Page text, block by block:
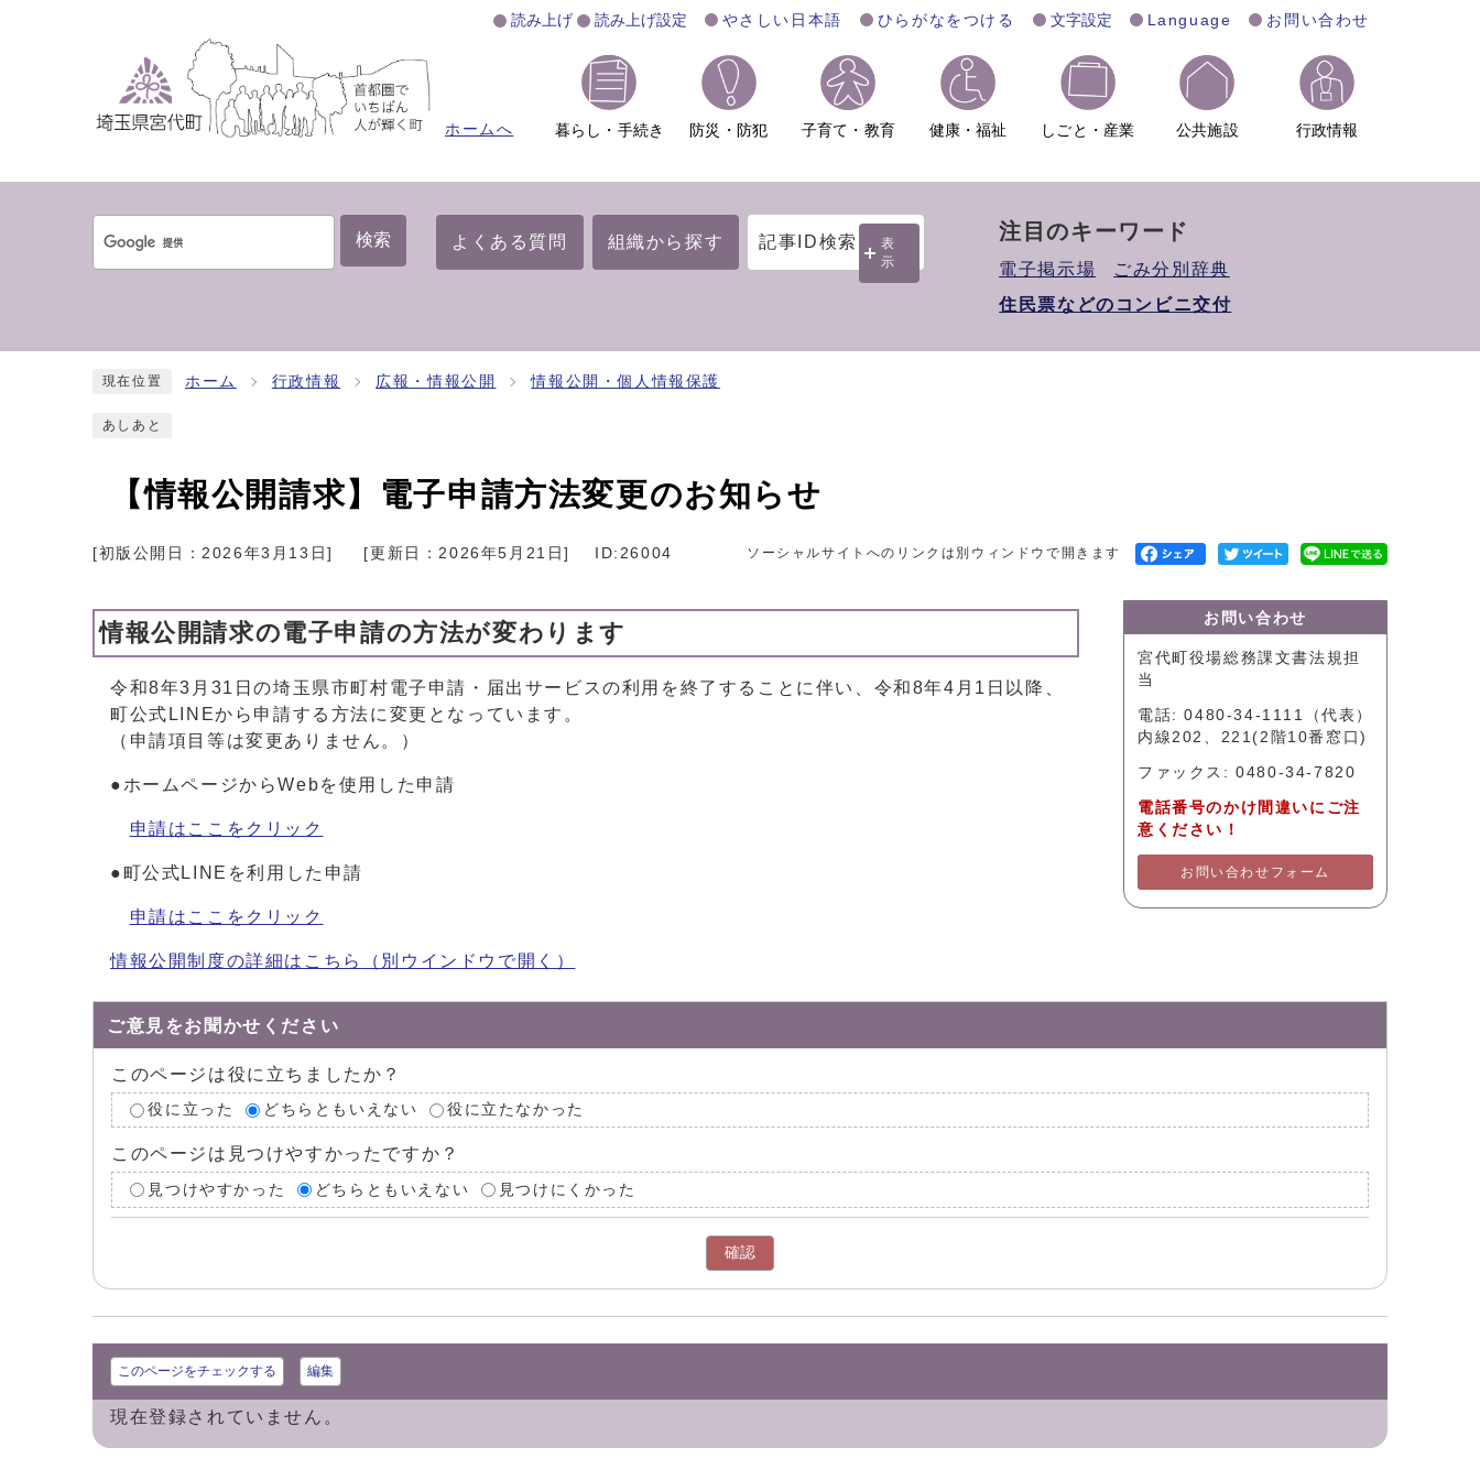
読み上げ 読み上げ設定 やさしい日本語 ひらがなをつける 文字設定 Language お問い合わせ
ホームへ 暮らし・手続き 防災・防犯 子育て・教育 健康・福祉 しごと・産業 公共施設 行政情報
検索 よくある質問 組織から探す 記事ID検索
表
示
注目のキーワード
電子掲示場
ごみ分別辞典
住民票などのコンビニ交付
現在位置 ホーム 行政情報 広報・情報公開 情報公開・個人情報保護
あしあと
【情報公開請求】電子申請方法変更のお知らせ
[初版公開日：2026年3月13日] [更新日：2026年5月21日] ID:26004 ソーシャルサイトへのリンクは別ウィンドウで開きます
情報公開請求の電子申請の方法が変わります
令和8年3月31日の埼玉県市町村電子申請・届出サービスの利用を終了することに伴い、令和8年4月1日以降、
町公式LINEから申請する方法に変更となっています。
（申請項目等は変更ありません。）
●ホームページからWebを使用した申請
申請はここをクリック
●町公式LINEを利用した申請
申請はここをクリック
情報公開制度の詳細はこちら （別ウインドウで開く）
お問い合わせ
宮代町役場総務課文書法規担
当
電話: 0480-34-1111（代表）
内線202、221(2階10番窓口)
ファックス: 0480-34-7820
電話番号のかけ間違いにご注
意ください！
お問い合わせフォーム
ご意見をお聞かせください
このページは役に立ちましたか？
役に立った どちらともいえない 役に立たなかった
このページは見つけやすかったですか？
見つけやすかった どちらともいえない 見つけにくかった
確認
このページをチェックする 編集
現在登録されていません。